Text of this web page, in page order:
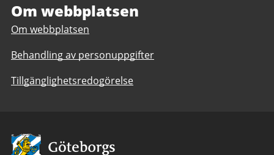
9
Om webbplatsen
Om webbplatsen
Behandling av personuppgifter
Tillgänglighetsredogörelse
Avsändare: